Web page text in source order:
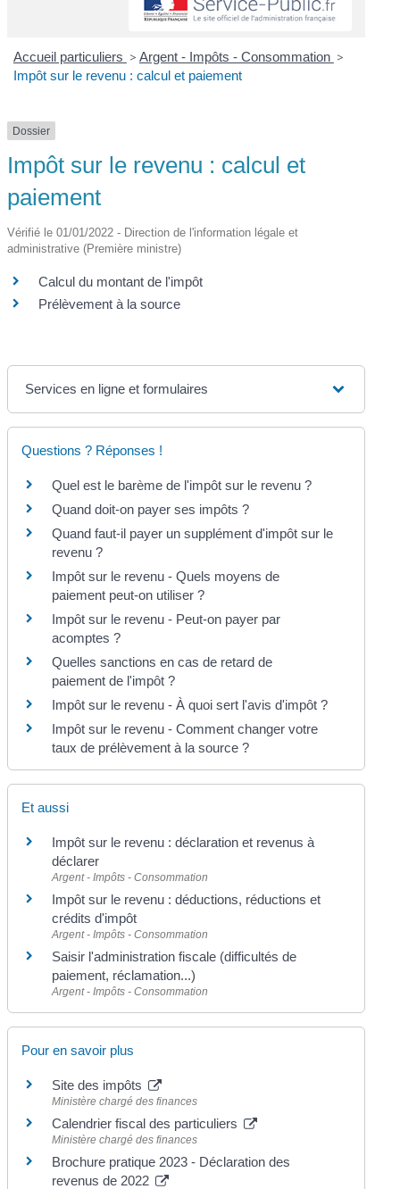
Accueil particuliers > Argent - Impôts - Consommation >
Impôt sur le revenu : calcul et paiement
Dossier
Impôt sur le revenu : calcul et
paiement
Vérifié le 01/01/2022 - Direction de l'information légale et
administrative (Première ministre)
Calcul du montant de l'impôt
Prélèvement à la source
Services en ligne et formulaires
Questions ? Réponses !
Quel est le barème de l'impôt sur le revenu ?
Quand doit-on payer ses impôts ?
Quand faut-il payer un supplément d'impôt sur le
revenu ?
Impôt sur le revenu - Quels moyens de
paiement peut-on utiliser ?
Impôt sur le revenu - Peut-on payer par
acomptes ?
Quelles sanctions en cas de retard de
paiement de l'impôt ?
Impôt sur le revenu - À quoi sert l'avis d'impôt ?
Impôt sur le revenu - Comment changer votre
taux de prélèvement à la source ?
Et aussi
Impôt sur le revenu : déclaration et revenus à
déclarer
Argent - Impôts - Consommation
Impôt sur le revenu : déductions, réductions et
crédits d'impôt
Argent - Impôts - Consommation
Saisir l'administration fiscale (difficultés de
paiement, réclamation...)
Argent - Impôts - Consommation
Pour en savoir plus
Site des impôts
Ministère chargé des finances
Calendrier fiscal des particuliers
Ministère chargé des finances
Brochure pratique 2023 - Déclaration des
revenus de 2022